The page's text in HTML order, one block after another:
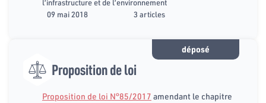
l’infrastructure et de l’environnement
09 mai 2018
3 articles
déposé
Proposition de loi
Proposition de loi N°85/2017 amendant le chapitre